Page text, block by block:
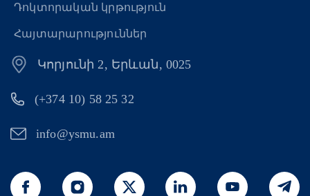
Դոկտորական կրթություն
Հայտարարություններ
Կորյունի 2, Երևան, 0025
(+374 10) 58 25 32
info@ysmu.am